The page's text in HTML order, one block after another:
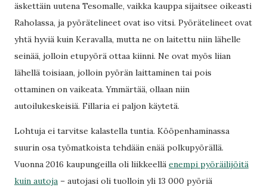
äskettäin uutena Tesomalle, vaikka kauppa sijaitsee oikeasti
Raholassa, ja pyörätelineet ovat iso vitsi. Pyörätelineet ovat
yhtä hyviä kuin Keravalla, mutta ne on laitettu niin lähelle
seinää, jolloin etupyörä ottaa kiinni. Ne ovat myös liian
lähellä toisiaan, jolloin pyörän laittaminen tai pois
ottaminen on vaikeata. Ymmärtää, ollaan niin
autoilukeskeisiä. Fillaria ei paljon käytetä.
Lohtuja ei tarvitse kalastella tuntia. Kööpenhaminassa
suurin osa työmatkoista tehdään enää polkupyörällä.
Vuonna 2016 kaupungeilla oli liikkeellä enempi pyöräilijöitä
kuin autoja – autojasi oli tuolloin yli 13 000 pyöriä